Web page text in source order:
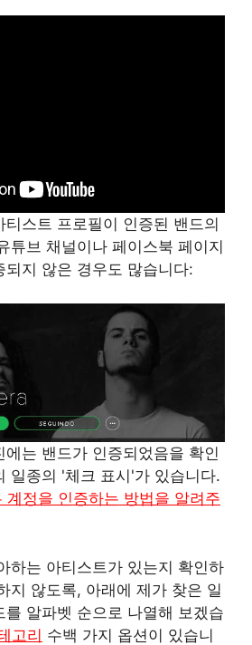
티스트 프로필이 인증된 밴드의
튜브 채널이나 페이스북 페이지
되지 않은 경우도 많습니다:
에는 밴드가 인증되었음을 확인
일종의 '체크 표시'가 있습니다.
계정을 인증하는 방법을 알려주
하는 아티스트가 있는지 확인하
지 않도록, 아래에 제가 찾은 일
를 알파벳 순으로 나열해 보겠습
고리 수백 가지 옵션이 있습니